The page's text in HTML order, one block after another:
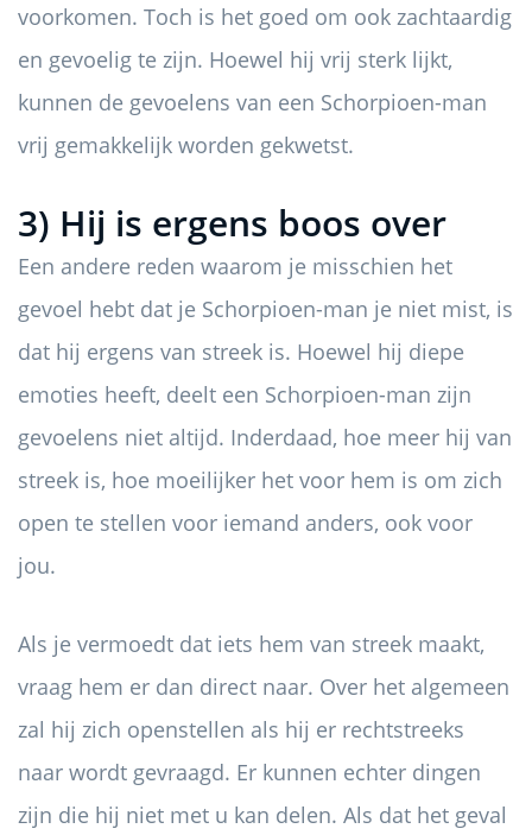
voorkomen. Toch is het goed om ook zachtaardig
en gevoelig te zijn. Hoewel hij vrij sterk lijkt,
kunnen de gevoelens van een Schorpioen-man
vrij gemakkelijk worden gekwetst.
3) Hij is ergens boos over
Een andere reden waarom je misschien het
gevoel hebt dat je Schorpioen-man je niet mist, is
dat hij ergens van streek is. Hoewel hij diepe
emoties heeft, deelt een Schorpioen-man zijn
gevoelens niet altijd. Inderdaad, hoe meer hij van
streek is, hoe moeilijker het voor hem is om zich
open te stellen voor iemand anders, ook voor
jou.
Als je vermoedt dat iets hem van streek maakt,
vraag hem er dan direct naar. Over het algemeen
zal hij zich openstellen als hij er rechtstreeks
naar wordt gevraagd. Er kunnen echter dingen
zijn die hij niet met u kan delen. Als dat het geval